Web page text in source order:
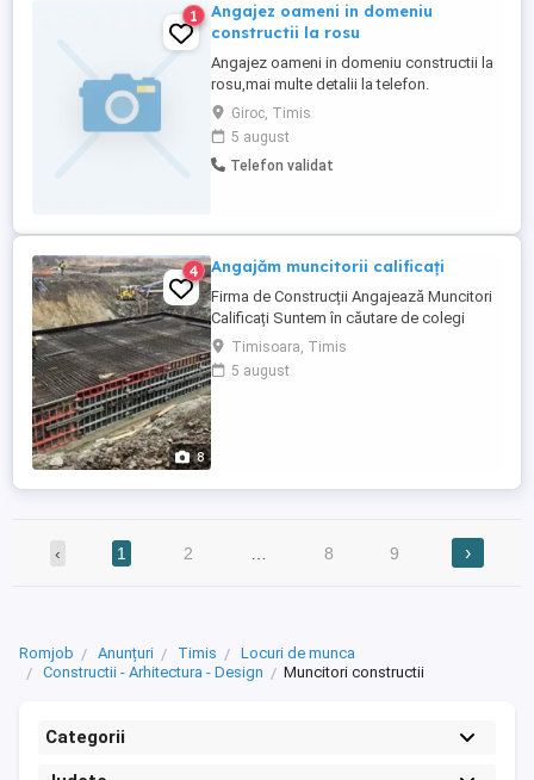
1
Angajez oameni in domeniu
constructii la rosu
Angajez oameni in domeniu constructii la
rosu,mai multe detalii la telefon.
Giroc, Timis
5 august
Telefon validat
8
4 Angajăm muncitorii calificați
Firma de Construcții Angajează Muncitori
Calificați Suntem în căutare de colegi
pentru proiectele noastre din Timișoara.
Dacă ești dornic să lucrezi într-un mediu
profesionist și bine organizat, te invităm
Timisoara, Timis
5 august
‹ 1 2 8 9 ›
Romjob Anunțuri Timis
Locuri de munca
Constructii - Arhitectura - Design
Muncitori constructii
Categorii